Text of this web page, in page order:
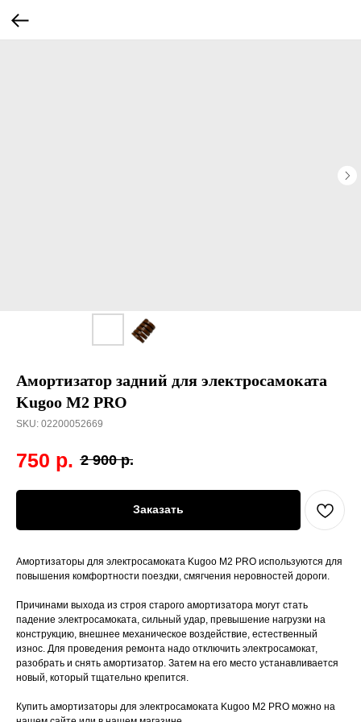
Амортизатор задний для электросамоката
Kugoo M2 PRO
SKU: 02200052669
750 р. 2 900 р.
Заказать
Амортизаторы для электросамоката Kugoo M2 PRO используются для
повышения комфортности поездки, смягчения неровностей дороги.
Причинами выхода из строя старого амортизатора могут стать
падение электросамоката, сильный удар, превышение нагрузки на
конструкцию, внешнее механическое воздействие, естественный
износ. Для проведения ремонта надо отключить электросамокат,
разобрать и снять амортизатор. Затем на его место устанавливается
новый, который тщательно крепится.
Купить амортизаторы для электросамоката Kugoo M2 PRO можно на